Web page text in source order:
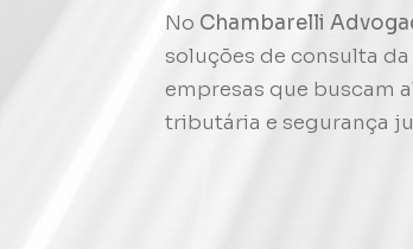
No Chambarelli
soluções de consulta
empresas que buscam
tributária e segurança